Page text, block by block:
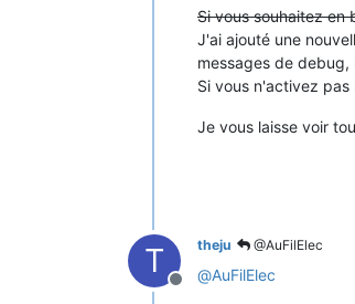
Si vous souhaitez
J'ai ajouté une
messages de debug,
Si vous n'activez
Je vous laisse voir
T
Offline
theju @AuFilElec
@AuFilElec